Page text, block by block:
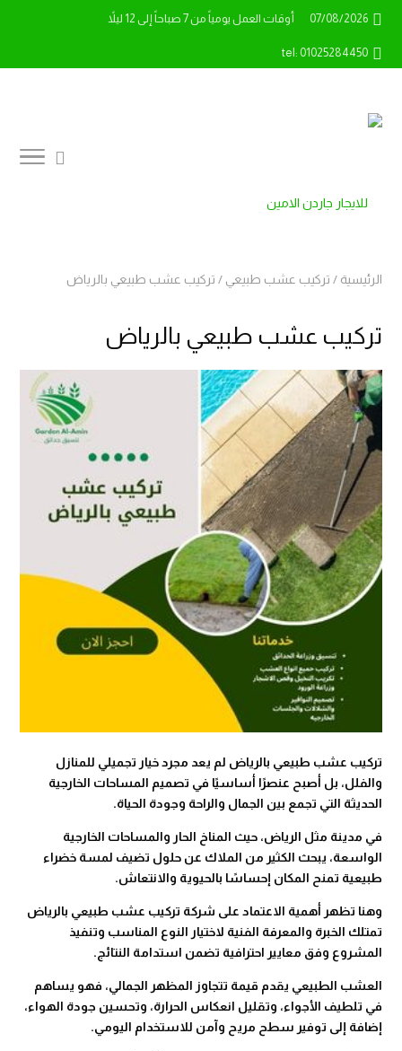
07/08/2026 أوقات العمل يومياً من 7 صباحاً إلى 12 ليلاً
tel: 01025284450
الرئيسية / تركيب عشب طبيعي / تركيب عشب طبيعي بالرياض
تركيب عشب طبيعي بالرياض
تركيب عشب طبيعي بالرياض لم يعد مجرد خيار تجميلي للمنازل
والفلل، بل أصبح عنصرًا أساسيًا في تصميم المساحات الخارجية
الحديثة التي تجمع بين الجمال والراحة وجودة الحياة.
في مدينة مثل الرياض، حيث المناخ الحار والمساحات الخارجية
الواسعة، يبحث الكثير من الملاك عن حلول تضيف لمسة خضراء
طبيعية تمنح المكان إحساسًا بالحيوية والانتعاش.
وهنا تظهر أهمية الاعتماد على شركة تركيب عشب طبيعي بالرياض
تمتلك الخبرة والمعرفة الفنية لاختيار النوع المناسب وتنفيذ
المشروع وفق معايير احترافية تضمن استدامة النتائج.
العشب الطبيعي يقدم قيمة تتجاوز المظهر الجمالي، فهو يساهم
في تلطيف الأجواء، وتقليل انعكاس الحرارة، وتحسين جودة الهواء،
إضافة إلى توفير سطح مريح وآمن للاستخدام اليومي.